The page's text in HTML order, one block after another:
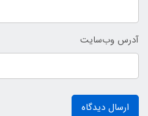
آدرس وب‌سایت
ارسال دیدگاه